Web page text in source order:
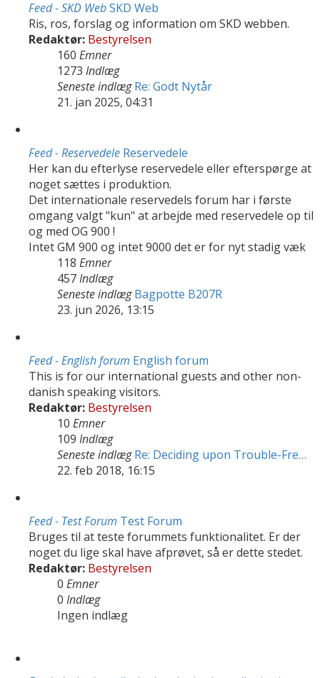
Feed - SKD WebSKD Web
Ris, ros, forslag og information om SKD webben.
Redaktør: Bestyrelsen
160 Emner
1273 Indlæg
Seneste indlæg Re: Godt Nytår
21. jan 2025, 04:31
Feed - Reservedele Reservedele
Her kan du efterlyse reservedele eller efterspørge at
noget sættes i produktion.
Det internationale reservedels forum har i første
omgang valgt "kun" at arbejde med reservedele op til
og med OG 900 !
Intet GM 900 og intet 9000 det er for nyt stadig væk
118 Emner
457Indlæg
Seneste indlæg Bagpotte B207R
23. jun 2026, 13:15
Feed - English forum English forum
This is for our international guests and other non-
danish speaking visitors.
Redaktør: Bestyrelsen
10 Emner
109 Indlæg
Seneste indlæg Re: Deciding upon Trouble-Fre…
22. feb 2018, 16:15
Feed - Test Forum Test Forum
Bruges til at teste forummets funktionalitet. Er der
noget du lige skal have afprøvet, så er dette stedet.
Redaktør: Bestyrelsen
0 Emner
0 Indlæg
Ingen indlæg